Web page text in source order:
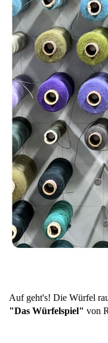
Auf geht's! Die Würfel
"Das Würfelspiel" von